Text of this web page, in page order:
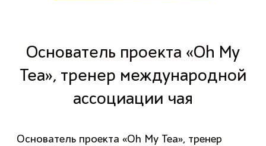
Основатель проекта «Oh My
Tea», тренер международной
ассоциации чая
Основатель проекта «Oh My Tea», тренер